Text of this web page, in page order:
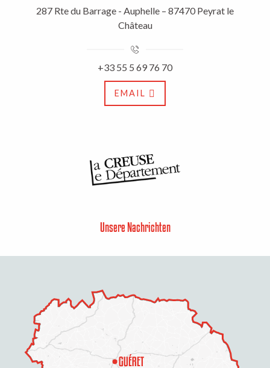
287 Rte du Barrage - Auphelle – 87470 Peyrat le
Château
+33 55 5 69 76 70
EMAIL
Unsere Nachrichten